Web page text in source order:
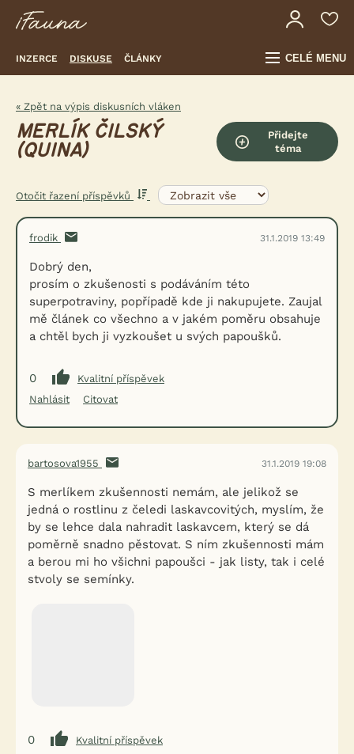
INZERCE DISKUSE ČLÁNKY CELÉ MENU
« Zpět na výpis diskusních vláken
MERLÍK ČILSKÝ
(QUINA)
Přidejte
téma
Otočit řazení příspěvků
frodik 31.1.2019 13:49
Dobrý den,
prosím o zkušenosti s podáváním této
superpotraviny, popřípadě kde ji nakupujete. Zaujal
mě článek co všechno a v jakém poměru obsahuje
a chtěl bych ji vyzkoušet u svých papoušků.
0
Kvalitní příspěvek
Nahlásit
Citovat
bartosova1955 31.1.2019 19:08
S merlíkem zkušennosti nemám, ale jelikož se
jedná o rostlinu z čeledi laskavcovitých, myslím, že
by se lehce dala nahradit laskavcem, který se dá
poměrně snadno pěstovat. S ním zkušennosti mám
a berou mi ho všichni papoušci - jak listy, tak i celé
stvoly se semínky.
0
Kvalitní příspěvek